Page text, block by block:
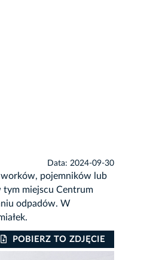
Data: 2024-09-30
worków, pojemników lub
miejscu Centrum
odpadów. W
POBIERZ TO ZDJĘCIE